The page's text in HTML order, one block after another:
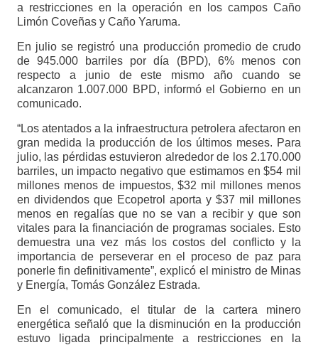
a restricciones en la operación en los campos Caño
Limón Coveñas y Caño Yaruma.
En julio se registró una producción promedio de crudo
de 945.000 barriles por día (BPD), 6% menos con
respecto a junio de este mismo año cuando se
alcanzaron 1.007.000 BPD, informó el Gobierno en un
comunicado.
“Los atentados a la infraestructura petrolera afectaron en
gran medida la producción de los últimos meses. Para
julio, las pérdidas estuvieron alrededor de los 2.170.000
barriles, un impacto negativo que estimamos en $54 mil
millones menos de impuestos, $32 mil millones menos
en dividendos que Ecopetrol aporta y $37 mil millones
menos en regalías que no se van a recibir y que son
vitales para la financiación de programas sociales. Esto
demuestra una vez más los costos del conflicto y la
importancia de perseverar en el proceso de paz para
ponerle fin definitivamente”, explicó el ministro de Minas
y Energía, Tomás González Estrada.
En el comunicado, el titular de la cartera minero
energética señaló que la disminución en la producción
estuvo ligada principalmente a restricciones en la